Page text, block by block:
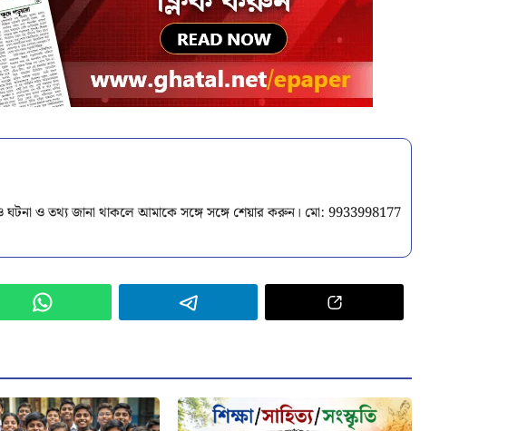
ঘটনা ও তথ্য জানা থাকলে আমাকে সঙ্গে সঙ্গে শেয়ার করুন। মো: 9933998177